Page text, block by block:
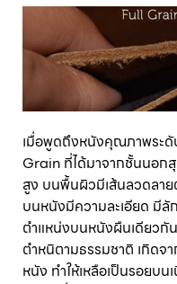
เมื่อพูดถึงหนังคุณภาพระดั
Grain ที่ได้มาจากชั้นนอก
สูง บนพื้นผิวมีเส้นลวดลา
บนหนังมีความละเอียด มีลั
ตำแหน่งบนหนังผืนเดียวกั
ตำหนิตามธรรมชาติ เกิด
หนัง ทำให้เหลือเป็นรอยบ